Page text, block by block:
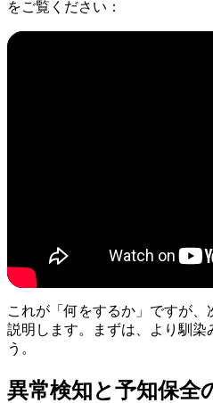
をご覧ください：
これが「何をするか」ですが
説明します。まずは、より馴染
う。
異常検知と予知保全